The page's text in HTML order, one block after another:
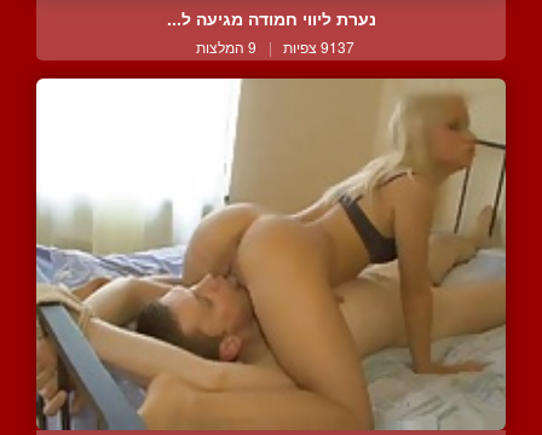
נערת ליווי חמודה מגיעה ל...
9137 צפיות | 9 המלצות